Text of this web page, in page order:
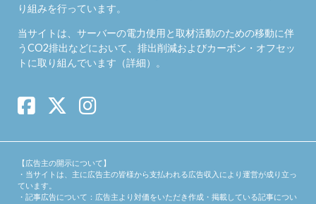
り組みを行っています。
当サイトは、サーバーの電力使用と取材活動のための移動に伴
うCO2排出などにおいて、排出削減およびカーボン・オフセッ
トに取り組んでいます（詳細）。
【広告主の開示について】
・当サイトは、主に広告主の皆様から支払われる広告収入により運営が成り立っ
ています。
・記事広告について：広告主より対価をいただき作成・掲載している記事につい